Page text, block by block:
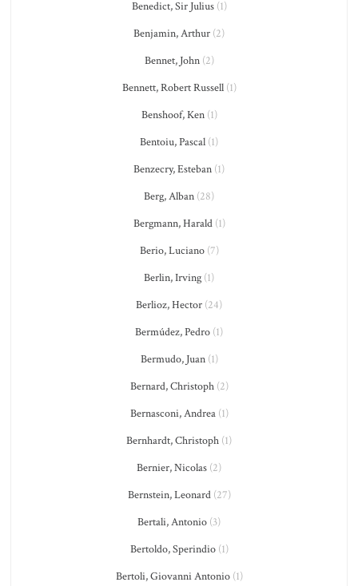
Benedict, Sir Julius(1)
Benjamin, Arthur (2)
Bennet, John(2)
Bennett, Robert Russell(1)
Benshoof, Ken(1)
Bentoiu, Pascal (1)
Benzecry, Esteban (1)
Berg, Alban (28)
Bergmann, Harald(1)
Berio, Luciano(7)
Berlin, Irving (1)
Berlioz, Hector (24)
Bermúdez, Pedro (1)
Bermudo, Juan(1)
Bernard, Christoph(2)
Bernasconi, Andrea(1)
Bernhardt, Christoph (1)
Bernier, Nicolas (2)
Bernstein, Leonard(27)
Bertali, Antonio (3)
Bertoldo, Sperindio(1)
Bertoli, Giovanni Antonio(1)